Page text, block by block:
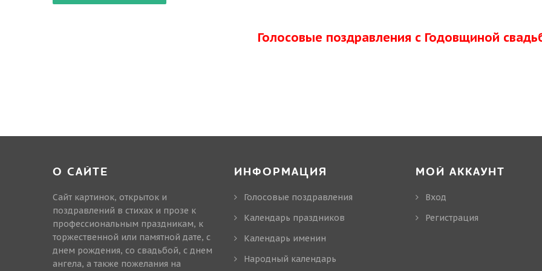
Голосовые поздравления с Годовщиной
О САЙТЕ
Сайт картинок, открыток и
поздравлений в стихах и прозе к
профессиональным праздникам, к
торжественной или памятной дате, с
днем рождения, со свадьбой, с днем
ангела, а также пожелания на
ИНФОРМАЦИЯ
Голосовые поздравления
Календарь праздников
Календарь именин
Народный календарь
МОЙ АККАУНТ
Вход
Регистрация